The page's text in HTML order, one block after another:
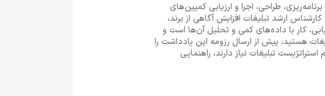
طراحی، اجرا و ارزیابی کمپین‌های
ارشد تبلیغات افزایش آگاهی از برند،
کار با داده‌های کمی و تحلیل آن‌ها است و
هستید، پیش از ارسال رزومه این یادداشت را
تبلیغات نیاز دارند، راهنمایی